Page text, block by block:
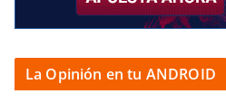
La Opinión en tu ANDROID